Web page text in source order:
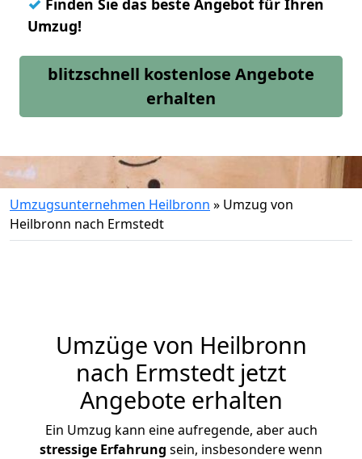
Finden Sie das beste Angebot für Ihren
Umzug!
blitzschnell kostenlose Angebote
erhalten
Umzugsunternehmen Heilbronn » Umzug von
Heilbronn nach Ermstedt
Umzüge von Heilbronn
nach Ermstedt jetzt
Angebote erhalten
Ein Umzug kann eine aufregende, aber auch
stressige Erfahrung sein, insbesondere wenn